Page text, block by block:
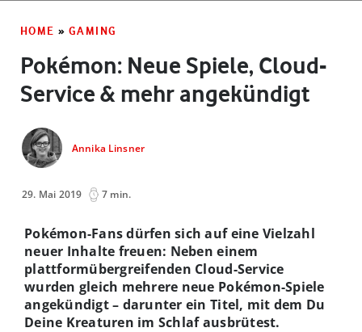
HOME » GAMING
Pokémon: Neue Spiele, Cloud-
Service & mehr angekündigt
Annika Linsner
29. Mai 2019 7 min.
Pokémon-Fans dürfen sich auf eine Vielzahl
neuer Inhalte freuen: Neben einem
plattformübergreifenden Cloud-Service
wurden gleich mehrere neue Pokémon-Spiele
angekündigt – darunter ein Titel, mit dem Du
Deine Kreaturen im Schlaf ausbrütest.